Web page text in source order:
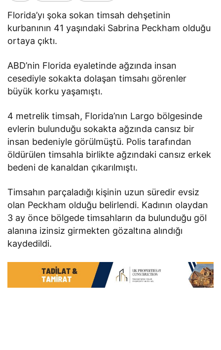
Florida’yı şoka sokan timsah dehşetinin
kurbanının 41 yaşındaki Sabrina Peckham olduğu
ortaya çıktı.
ABD’nin Florida eyaletinde ağzında insan
cesediyle sokakta dolaşan timsahı görenler
büyük korku yaşamıştı.
4 metrelik timsah, Florida’nın Largo bölgesinde
evlerin bulunduğu sokakta ağzında cansız bir
insan bedeniyle görülmüştü. Polis tarafından
öldürülen timsahla birlikte ağzındaki cansız erkek
bedeni de kanaldan çıkarılmıştı.
Timsahın parçaladığı kişinin uzun süredir evsiz
olan Peckham olduğu belirlendi. Kadının olaydan
3 ay önce bölgede timsahların da bulunduğu göl
alanına izinsiz girmekten gözaltına alındığı
kaydedildi.